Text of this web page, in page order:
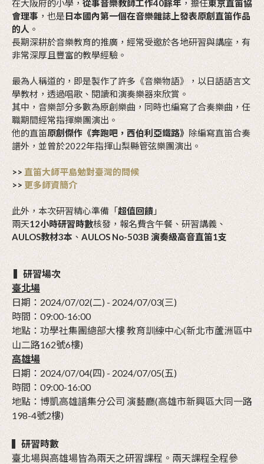
在大阪府的小學， 從事音樂教師工作40餘年 ，擔任東京直笛協
會理事 ，也是日本國內第一個在音樂雜誌上發表原創直笛作品
的人 。
長期深耕於音樂教育的推廣，經常受邀於各地研習與講座，有
非常深厚且豐富的教學經驗。
最為人稱道的，即是製作了許多《音樂物語》，以日語語言文
學教材，透過唱歌、閱讀和演奏樂器來欣賞。
其中，音樂部分多數為原創樂曲，同時也編寫了合奏樂曲，任
職期間經常指揮樂團演出。
他的直笛原創傑作《奔跑吧，西伯利亞鐵路》 除編寫直笛合奏
譜外，並曾於2022年指揮山梨縣管弦樂團演出。
>> 直笛大師平島勉對臺灣的問候
>> 更多師資簡介
此外，本次研習精心準備「超值回饋 」
兩天12小時研習時數核發，報名費含午餐、研習講義、
AULOS教材3本 、 AULOS No-503B 演奏級高音直笛1支
▍研習場次
臺北場
日期：2024/07/02(二) - 2024/07/03(三)
時間：09:00-16:00
地點：功學社集團總部大樓 教育訓練中心(新北市蘆洲區中
山二路162號6樓)
高雄場
日期：2024/07/04(四) - 2024/07/05(五)
時間：09:00-16:00
地點：博凱高雄譜集分公司 演藝廳(高雄市新興區大同一路
198-4號2樓)
▍研習時數
臺北場與高雄場皆為兩天之研習課程。兩天課程全程參